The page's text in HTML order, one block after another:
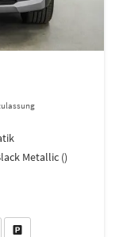
Metallic ()
anDatei, Fahrzeugexposé